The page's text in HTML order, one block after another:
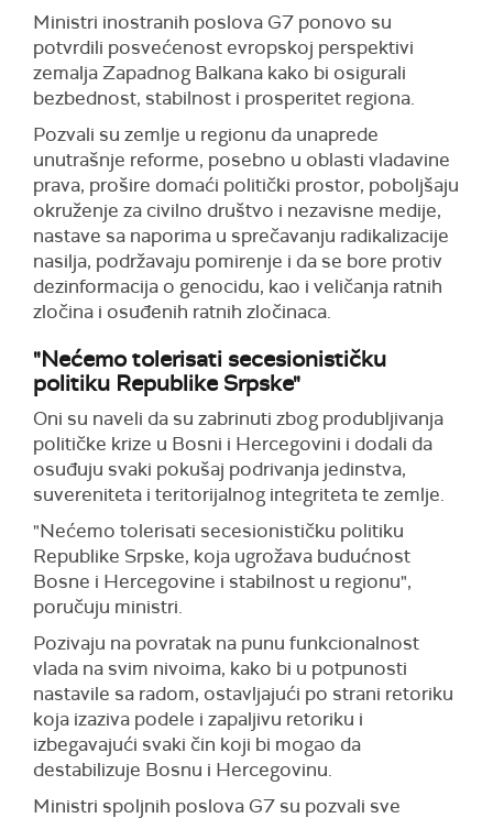
Ministri inostranih poslova G7 ponovo su
potvrdili posvećenost evropskoj perspektivi
zemalja Zapadnog Balkana kako bi osigurali
bezbednost, stabilnost i prosperitet regiona.
Pozvali su zemlje u regionu da unaprede
unutrašnje reforme, posebno u oblasti vladavine
prava, prošire domaći politički prostor, poboljšaju
okruženje za civilno društvo i nezavisne medije,
nastave sa naporima u sprečavanju radikalizacije
nasilja, podržavaju pomirenje i da se bore protiv
dezinformacija o genocidu, kao i veličanja ratnih
zločina i osuđenih ratnih zločinaca.
"Nećemo tolerisati secesionističku
politiku Republike Srpske"
Oni su naveli da su zabrinuti zbog produbljivanja
političke krize u Bosni i Hercegovini i dodali da
osuđuju svaki pokušaj podrivanja jedinstva,
suvereniteta i teritorijalnog integriteta te zemlje.
"Nećemo tolerisati secesionističku politiku
Republike Srpske, koja ugrožava budućnost
Bosne i Hercegovine i stabilnost u regionu",
poručuju ministri.
Pozivaju na povratak na punu funkcionalnost
vlada na svim nivoima, kako bi u potpunosti
nastavile sa radom, ostavljajući po strani retoriku
koja izaziva podele i zapaljivu retoriku i
izbegavajući svaki čin koji bi mogao da
destabilizuje Bosnu i Hercegovinu.
Ministri spoljnih poslova G7 su pozvali sve